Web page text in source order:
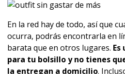
En la red hay de todo, así que
ocurra, podrás encontrarla en
barata que en otros lugares. Es
para tu bolsillo y no tienes
la entregan a domicilio.